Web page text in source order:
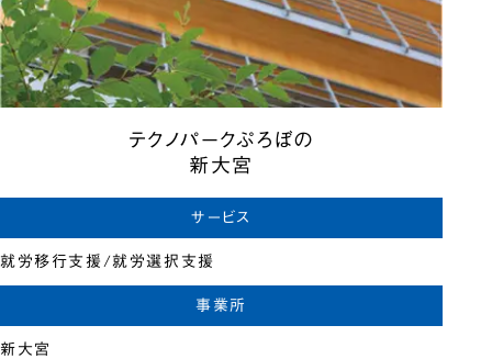
テクノパークぷろぼの
新大宮
サービス
就労移行支援/就労選択支援
事業所
新大宮